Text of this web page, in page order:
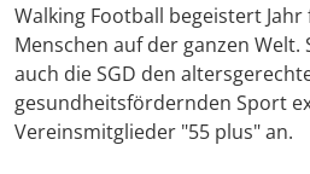
Walking Football begeistert
Menschen auf der ganzen
auch die SGD den
gesundheitsfördernden Sport
Vereinsmitglieder "55 plus" an.